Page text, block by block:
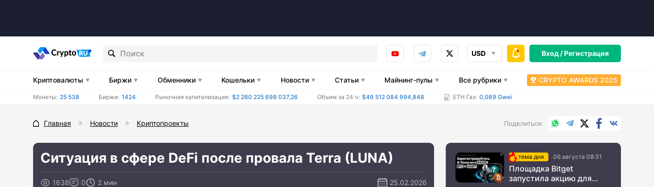
USD Вход /Регистрация
Криптовалюты Биржи Обменники Кошельки Новости Статьи Майнинг-пулы Все рубрики CRYPTO AWARDS 2025
Монеты: 25 538 Биржи: 1424 Рыночная капитализация: $2 280 225 698 037,26 Объем за 24 ч: $49 512 084 994,848 ETH Газ: 0,089 Gwei
Главная Новости Криптопроекты Поделиться WhatsApp
TelegramX.comFacebook
Ситуация в сфере DeFi после провала Terra (LUNA)
1638 0 2 мин 25.02.2026
тема дня 06 августа 08:31
Площадка Bitget
запустила акцию для